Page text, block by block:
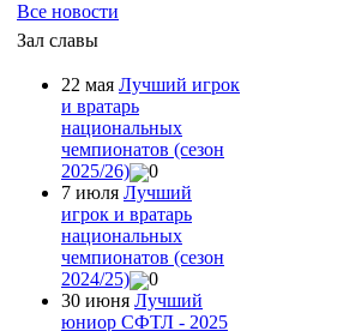
Все новости
Зал славы
22 мая Лучший игрок
и вратарь
национальных
чемпионатов (сезон
2025/26)
0
7 июля Лучший
игрок и вратарь
национальных
чемпионатов (сезон
2024/25)
0
30 июня Лучший
юниор СФТЛ - 2025